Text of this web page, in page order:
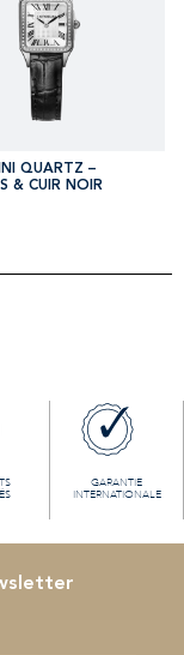
QUARTZ –
& CUIR NOIR
GARANTIE
INTERNATIONALE